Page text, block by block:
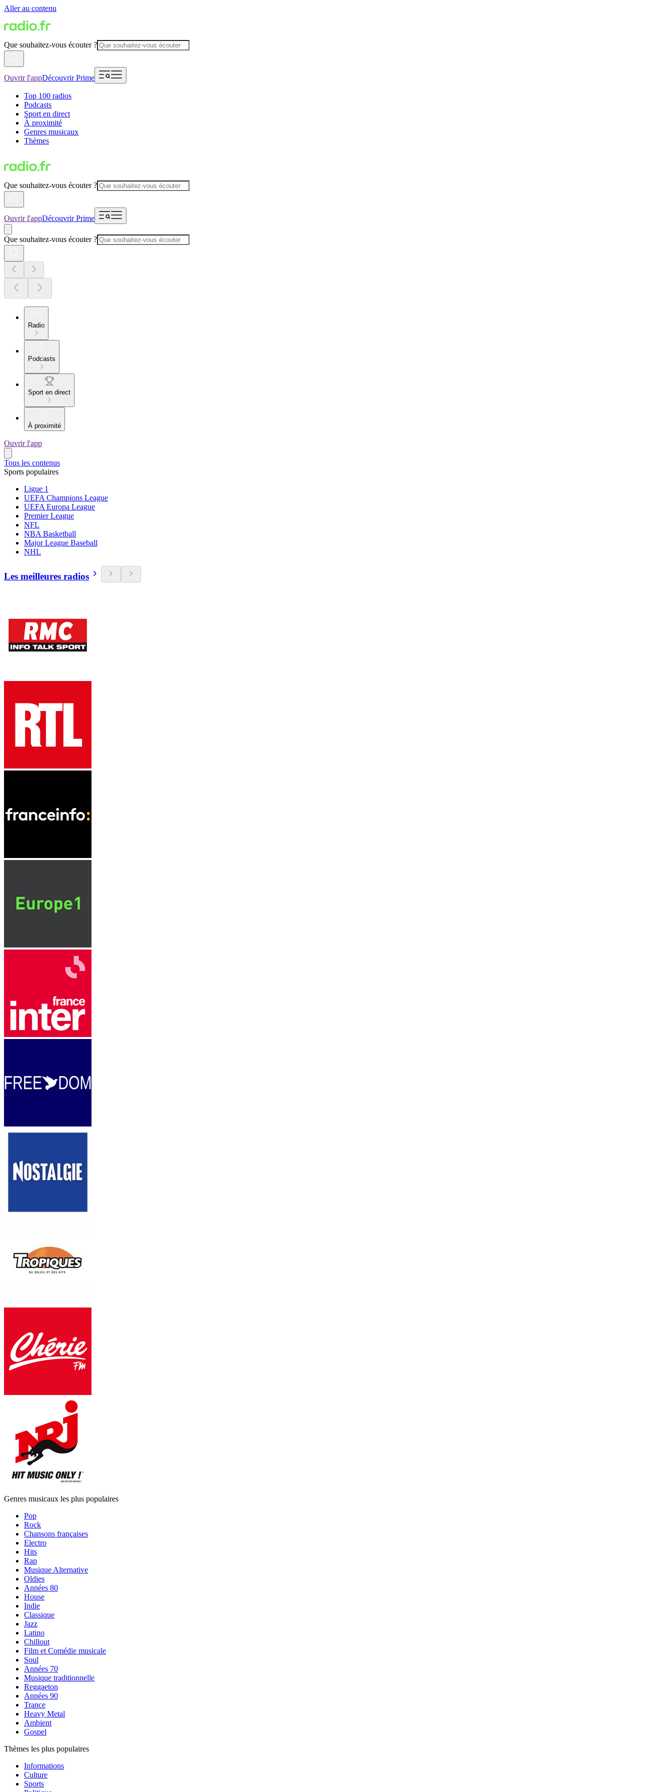
Aller au contenu
Que souhaitez-vous écouter ?
Ouvrir l'appDécouvrir Prime
Top 100 radios
Podcasts
Sport en direct
À proximité
Genres musicaux
Thèmes
Que souhaitez-vous écouter ?
Ouvrir l'appDécouvrir Prime
Que souhaitez-vous écouter ?
Radio
Podcasts
Sport en direct
À proximité
Ouvrir l'app
Tous les contenus
Sports populaires
Ligue 1
UEFA Champions League
UEFA Europa League
Premier League
NFL
NBA Basketball
Major League Baseball
NHL
Les meilleures radios
Genres musicaux les plus populaires
Pop
Rock
Chansons françaises
Electro
Hits
Rap
Musique Alternative
Oldies
Années 80
House
Indie
Classique
Jazz
Latino
Chillout
Film et Comédie musicale
Soul
Années 70
Musique traditionnelle
Reggaeton
Années 90
Trance
Heavy Metal
Ambient
Gospel
Thèmes les plus populaires
Informations
Culture
Sports